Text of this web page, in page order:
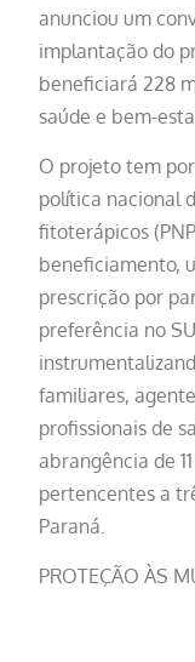
anunciou um
implantação do
beneficiará 228
saúde e bem-
O projeto tem
política nacional
fitoterápicos
beneficiamento,
prescrição por
preferência no
familiares,
profissionais de
abrangência de
pertencentes a
Paraná.
PROTEÇÃO ÀS